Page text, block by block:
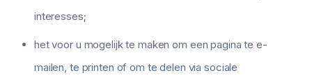
interesses;
het voor u mogelijk te maken om een pagina te e-
mailen, te printen of om te delen via sociale